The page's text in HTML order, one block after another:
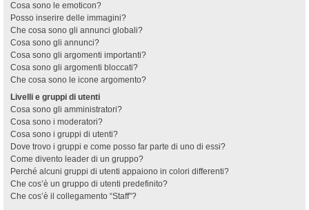
Cosa sono le emoticon?
Posso inserire delle immagini?
Che cosa sono gli annunci globali?
Cosa sono gli annunci?
Cosa sono gli argomenti importanti?
Cosa sono gli argomenti bloccati?
Che cosa sono le icone argomento?
Livelli e gruppi di utenti
Cosa sono gli amministratori?
Cosa sono i moderatori?
Cosa sono i gruppi di utenti?
Dove trovo i gruppi e come posso far parte di uno di essi?
Come divento leader di un gruppo?
Perché alcuni gruppi di utenti appaiono in colori differenti?
Che cos’è un gruppo di utenti predefinito?
Che cos’è il collegamento “Staff”?